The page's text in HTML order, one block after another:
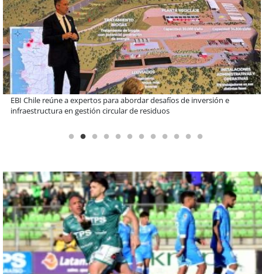
Más de 1.600 alumnos han sido parte de programa Súper Sano de
Sopraval en lo que va del año